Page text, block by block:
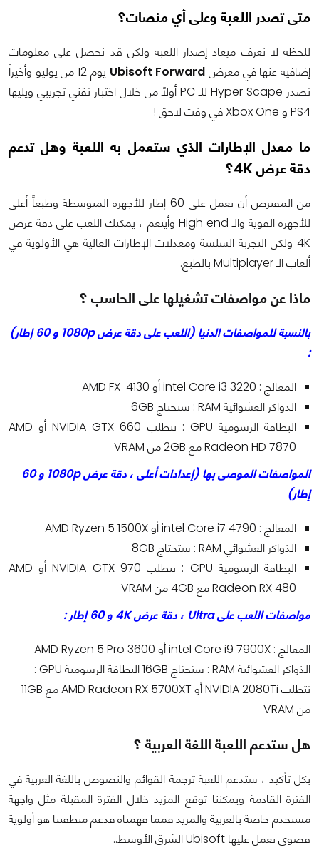
متى تصدر اللعبة وعلى أي منصات؟
للحظة لا نعرف ميعاد إصدار اللعبة ولكن قد نحصل على معلومات
إضافية عنها في معرض Ubisoft Forward
يوم 12 من يوليو وأخيراً
تصدر Hyper Scape للـ PC أولاً من خلال اختبار تقني تجريبي ويليها
PS4 و Xbox One في وقت لاحق !
ما معدل الإطارات الذي ستعمل به اللعبة وهل تدعم
دقة عرض 4K؟
من المفترض أن تعمل على 60 إطار للأجهزة المتوسطة وطبعاً أعلى
للأجهزة القوية والـ High end وأينعم ، يمكنك اللعب على دقة عرض
4K ولكن التجربة السلسة ومعدلات الإطارات العالية هي الأولوية في
ألعاب الـ Multiplayer بالطبع.
ماذا عن مواصفات تشغيلها على الحاسب ؟
بالنسبة للمواصفات الدنيا (اللعب على دقة عرض 1080p و 60 إطار)
:
المعالج : intel Core i3 3220 أو AMD FX-4130
الذواكر العشوائية RAM : ستحتاج 6GB
البطاقة الرسومية GPU : تتطلب NVIDIA GTX 660 أو AMD
Radeon HD 7870 مع 2GB من VRAM
المواصفات الموصى بها (إعدادات أعلى ، دقة عرض 1080p و 60
إطار)
المعالج : intel Core i7 4790 أو AMD Ryzen 5 1500X
الذواكر العشوائي RAM : ستحتاج 8GB
البطاقة الرسومية GPU : تتطلب NVIDIA GTX 970 أو AMD
Radeon RX 480 مع 4GB من VRAM
مواصفات اللعب على Ultra ، دقة عرض 4K و 60 إطار :
المعالج : intel Core i9 7900X أو AMD Ryzen 5 Pro 3600
الذواكر العشوائية RAM : ستحتاج 16GB البطاقة الرسومية GPU :
تتطلب NVIDIA 2080Ti أو AMD Radeon RX 5700XT مع 11GB
من VRAM
هل ستدعم اللعبة اللغة العربية ؟
بكل تأكيد ، ستدعم اللعبة ترجمة القوائم والنصوص باللغة العربية في
الفترة القادمة ويمكننا توقع المزيد خلال الفترة المقبلة مثل واجهة
مستخدم خاصة بالعربية والمزيد فمما فهمناه فدعم منطقتنا هو أولوية
قصوى تعمل عليها Ubisoft الشرق الأوسط..